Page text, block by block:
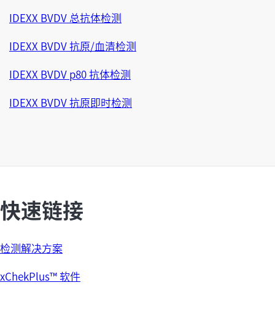
IDEXX BVDV 总抗体检测
IDEXX BVDV 抗原/血清检测
IDEXX BVDV p80 抗体检测
IDEXX BVDV 抗原即时检测
快速链接
检测解决方案
xChekPlus™ 软件